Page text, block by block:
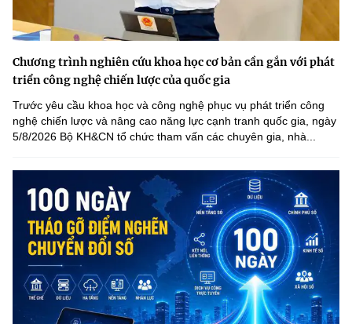
Chương trình nghiên cứu khoa học cơ bản cần gắn với phát
triển công nghệ chiến lược của quốc gia
Trước yêu cầu khoa học và công nghệ phục vụ phát triển công
nghệ chiến lược và nâng cao năng lực cạnh tranh quốc gia, ngày
5/8/2026 Bộ KH&CN tổ chức tham vấn các chuyên gia, nhà...